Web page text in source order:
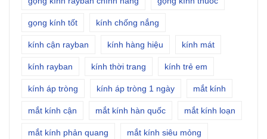
gọng kính tốt kính chống nắng
kính cận rayban kính hàng hiệu kính mát
kính rayban kính thời trang kính trẻ em
kính áp tròng kính áp tròng 1 ngày mắt kính
mắt kính cận mắt kính hàn quốc mắt kính loạn
mắt kính phản quang mắt kính siêu mỏng